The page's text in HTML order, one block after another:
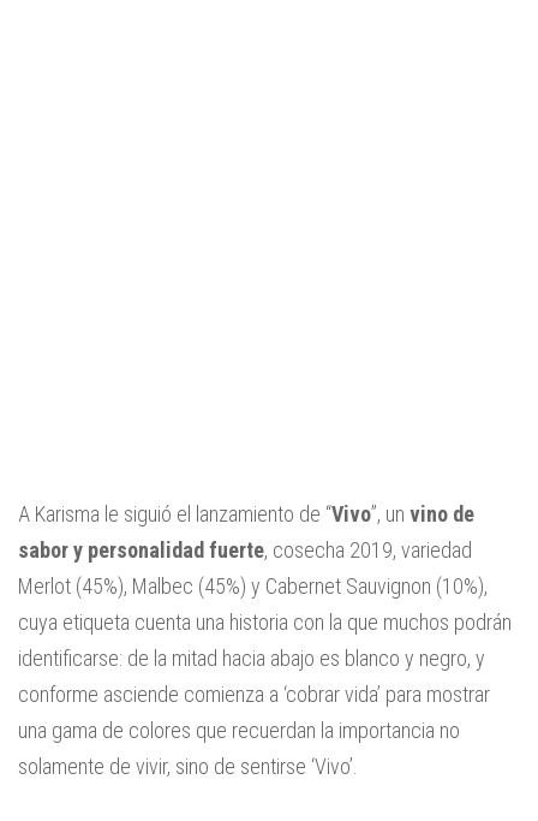
A Karisma le siguió el lanzamiento de “Vivo”, un vino de
sabor y personalidad fuerte, cosecha 2019, variedad
Merlot (45%), Malbec (45%) y Cabernet Sauvignon (10%),
cuya etiqueta cuenta una historia con la que muchos podrán
identificarse: de la mitad hacia abajo es blanco y negro, y
conforme asciende comienza a ‘cobrar vida’ para mostrar
una gama de colores que recuerdan la importancia no
solamente de vivir, sino de sentirse ‘Vivo’.